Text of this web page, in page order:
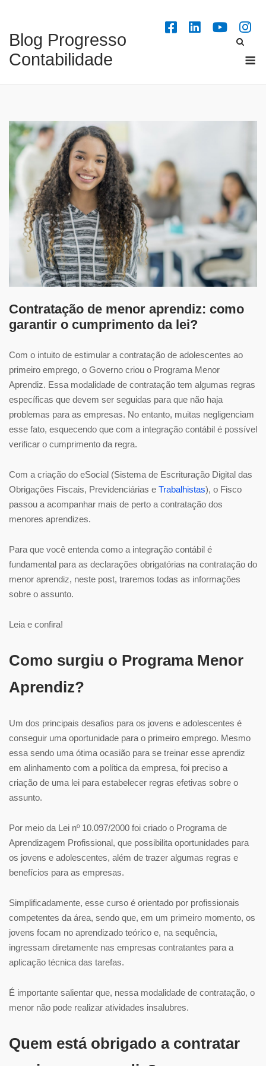
content
Blog Progresso
Contabilidade
Contratação de menor aprendiz: como
garantir o cumprimento da lei?
Com o intuito de estimular a contratação de adolescentes ao
primeiro emprego, o Governo criou o Programa Menor
Aprendiz. Essa modalidade de contratação tem algumas regras
específicas que devem ser seguidas para que não haja
problemas para as empresas. No entanto, muitas negligenciam
esse fato, esquecendo que com a integração contábil é possível
verificar o cumprimento da regra.
Com a criação do eSocial (Sistema de Escrituração Digital das
Obrigações Fiscais, Previdenciárias e Trabalhistas), o Fisco
passou a acompanhar mais de perto a contratação dos
menores aprendizes.
Para que você entenda como a integração contábil é
fundamental para as declarações obrigatórias na contratação do
menor aprendiz, neste post, traremos todas as informações
sobre o assunto.
Leia e confira!
Como surgiu o Programa Menor
Aprendiz?
Um dos principais desafios para os jovens e adolescentes é
conseguir uma oportunidade para o primeiro emprego. Mesmo
essa sendo uma ótima ocasião para se treinar esse aprendiz
em alinhamento com a política da empresa, foi preciso a
criação de uma lei para estabelecer regras efetivas sobre o
assunto.
Por meio da Lei nº 10.097/2000 foi criado o Programa de
Aprendizagem Profissional, que possibilita oportunidades para
os jovens e adolescentes, além de trazer algumas regras e
benefícios para as empresas.
Simplificadamente, esse curso é orientado por profissionais
competentes da área, sendo que, em um primeiro momento, os
jovens focam no aprendizado teórico e, na sequência,
ingressam diretamente nas empresas contratantes para a
aplicação técnica das tarefas.
É importante salientar que, nessa modalidade de contratação, o
menor não pode realizar atividades insalubres.
Quem está obrigado a contratar